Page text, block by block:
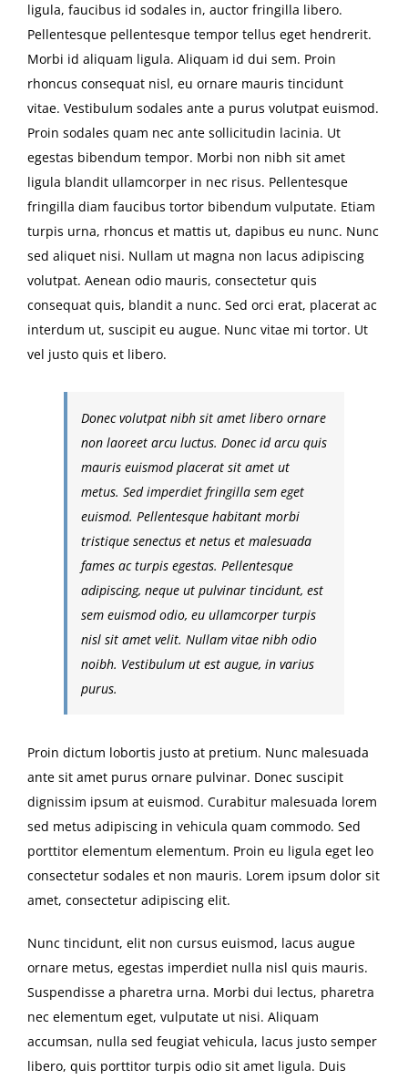
ligula, faucibus id sodales in, auctor fringilla libero.
Pellentesque pellentesque tempor tellus eget hendrerit.
Morbi id aliquam ligula. Aliquam id dui sem. Proin
rhoncus consequat nisl, eu ornare mauris tincidunt
vitae. Vestibulum sodales ante a purus volutpat euismod.
Proin sodales quam nec ante sollicitudin lacinia. Ut
egestas bibendum tempor. Morbi non nibh sit amet
ligula blandit ullamcorper in nec risus. Pellentesque
fringilla diam faucibus tortor bibendum vulputate. Etiam
turpis urna, rhoncus et mattis ut, dapibus eu nunc. Nunc
sed aliquet nisi. Nullam ut magna non lacus adipiscing
volutpat. Aenean odio mauris, consectetur quis
consequat quis, blandit a nunc. Sed orci erat, placerat ac
interdum ut, suscipit eu augue. Nunc vitae mi tortor. Ut
vel justo quis et libero.
Donec volutpat nibh sit amet libero ornare
non laoreet arcu luctus. Donec id arcu quis
mauris euismod placerat sit amet ut
metus. Sed imperdiet fringilla sem eget
euismod. Pellentesque habitant morbi
tristique senectus et netus et malesuada
fames ac turpis egestas. Pellentesque
adipiscing, neque ut pulvinar tincidunt, est
sem euismod odio, eu ullamcorper turpis
nisl sit amet velit. Nullam vitae nibh odio
noibh. Vestibulum ut est augue, in varius
purus.
Proin dictum lobortis justo at pretium. Nunc malesuada
ante sit amet purus ornare pulvinar. Donec suscipit
dignissim ipsum at euismod. Curabitur malesuada lorem
sed metus adipiscing in vehicula quam commodo. Sed
porttitor elementum elementum. Proin eu ligula eget leo
consectetur sodales et non mauris. Lorem ipsum dolor sit
amet, consectetur adipiscing elit.
Nunc tincidunt, elit non cursus euismod, lacus augue
ornare metus, egestas imperdiet nulla nisl quis mauris.
Suspendisse a pharetra urna. Morbi dui lectus, pharetra
nec elementum eget, vulputate ut nisi. Aliquam
accumsan, nulla sed feugiat vehicula, lacus justo semper
libero, quis porttitor turpis odio sit amet ligula. Duis